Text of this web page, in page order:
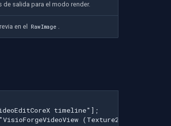
salida para el modo render.
en el RawImage .
timeline"];
(Texture2D)"];